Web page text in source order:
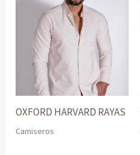
OXFORD HARVARD RAYAS
Camiseros